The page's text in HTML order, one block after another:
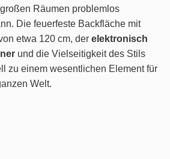
Räumen problemlos
Die feuerfeste Backfläche mit
etwa 120 cm, der elektronisch
und die Vielseitigkeit des Stils
zu einem wesentlichen Element für
Welt.